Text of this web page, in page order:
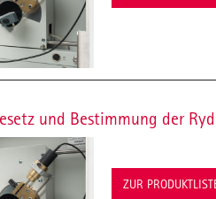
und Bestimmung der
ZUR